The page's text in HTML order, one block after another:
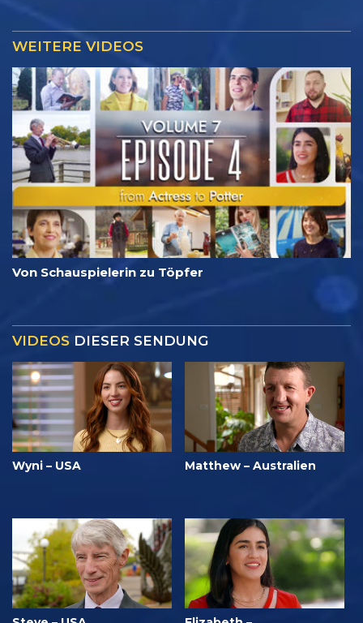
WEITERE VIDEOS
Von Schauspielerin zu Töpfer
VIDEOS DIESER SENDUNG
Wyni – USA Matthew – Australien